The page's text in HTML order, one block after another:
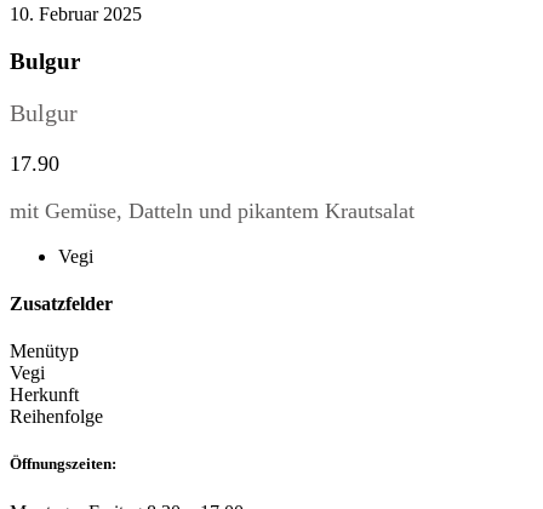
10. Februar 2025
Bulgur
Bulgur
17.90
mit Gemüse, Datteln und pikantem Krautsalat
Vegi
Zusatzfelder
Menütyp
Vegi
Herkunft
Reihenfolge
Öffnungszeiten: